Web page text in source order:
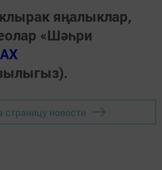
яңалыклар,
«Шәһри
страницу новости